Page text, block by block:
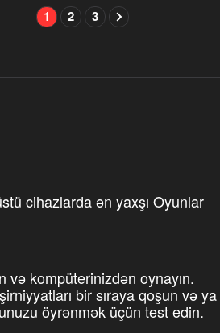
1 2 3
cihazlarda ən yaxşı Oyunlar
kompüterinizdən oynayın.
bir sıraya qoşun və ya
öyrənmək üçün test edin.